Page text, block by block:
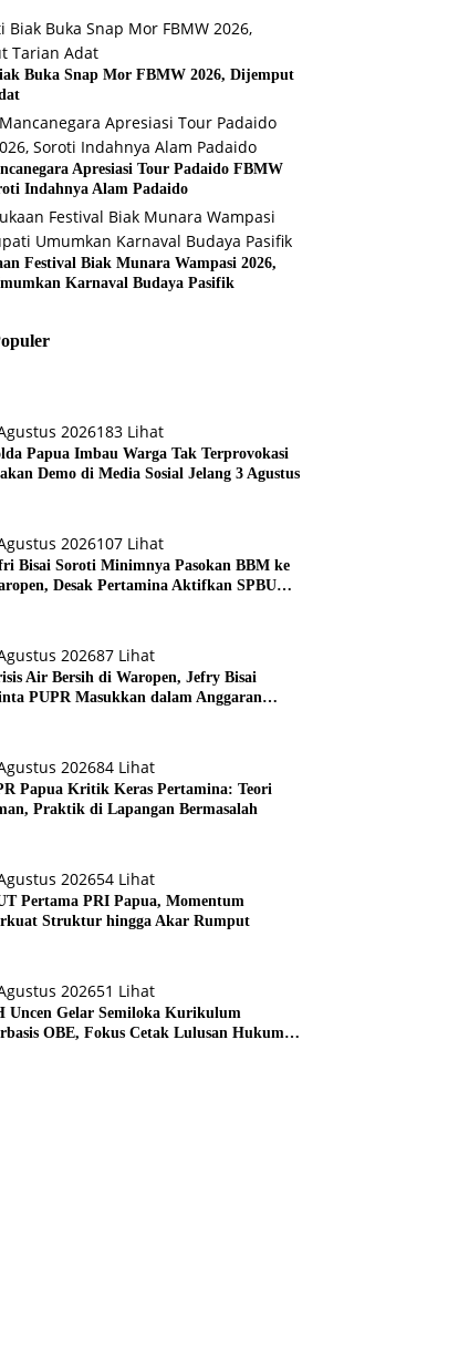
Buka Snap Mor FBMW 2026, Dijemput
Apresiasi Tour Padaido FBMW
Indahnya Alam Padaido
Festival Biak Munara Wampasi 2026,
Karnaval Budaya Pasifik
2026183 Lihat
Papua Imbau Warga Tak Terprovokasi
Demo di Media Sosial Jelang 3 Agustus
2026107 Lihat
Bisai Soroti Minimnya Pasokan BBM ke
Desak Pertamina Aktifkan SPBU
202687 Lihat
Air Bersih di Waropen, Jefry Bisai
PUPR Masukkan dalam Anggaran
202684 Lihat
Papua Kritik Keras Pertamina: Teori
Praktik di Lapangan Bermasalah
202654 Lihat
Pertama PRI Papua, Momentum
Struktur hingga Akar Rumput
202651 Lihat
Uncen Gelar Semiloka Kurikulum
OBE, Fokus Cetak Lulusan Hukum